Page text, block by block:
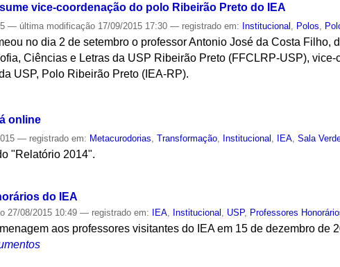
vice-coordenação do polo Ribeirão Preto do IEA
— última modificação 17/09/2015 17:30— registrado em: Institucional Polos
no dia 2 de setembro o professor Antonio José da Costa Filho,
Ciências e Letras da USP Ribeirão Preto (FFCLRP-USP), vice-
USP, Polo Ribeirão Preto (IEA-RP).
online
— registrado em: Metacurodorias ,Transformação Institucional IEA ,Sala
"Relatório 2014".
do IEA
27/08/2015 10:49— registrado em: IEA, Institucional , USP, Professores
aos professores visitantes do IEA em 15 de dezembro de